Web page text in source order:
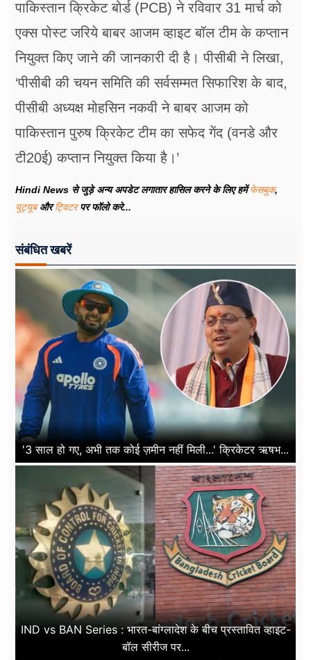
पाकिस्तान क्रिकेट बोर्ड (PCB) ने रविवार 31 मार्च को
एक्स पोस्ट जरिये बाबर आजम व्हाइट बॉल टीम के कप्तान
नियुक्त किए जाने की जानकारी दी है। पीसीबी ने लिखा,
‘पीसीबी की चयन समिति की सर्वसम्मत सिफारिश के बाद,
पीसीबी अध्यक्ष मोहसिन नकवी ने बाबर आजम को
पाकिस्तान पुरुष क्रिकेट टीम का सफेद गेंद (वनडे और
टी20ई) कप्तान नियुक्त किया है।’
Hindi News से जुड़े अन्य अपडेट लगातार हासिल करने के लिए हमेंफेसबुक,
यूट्यूबऔरट्विटरपर फॉलो करे...
संबंधित खबरें
'3 साल हो गए, अभी तक कोई ज़मीन नहीं मिली...' क्रिकेटर ऋषभ...
IND vs BAN Series : भारत-बांग्लादेश के बीच प्रस्तावित व्हाइट-
बॉल सीरीज पर...